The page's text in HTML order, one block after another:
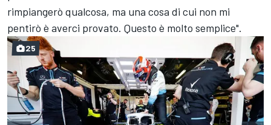
rimpiangerò qualcosa, ma una cosa di cui non mi
pentirò è averci provato. Questo è molto semplice".
25